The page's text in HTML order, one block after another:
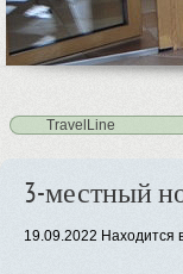
TravelLine
3-местный
19.09.2022 Находится